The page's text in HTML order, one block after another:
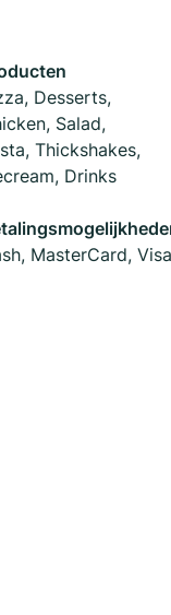
Desserts,
Salad,
Thickshakes,
Drinks
MasterCard, Visa